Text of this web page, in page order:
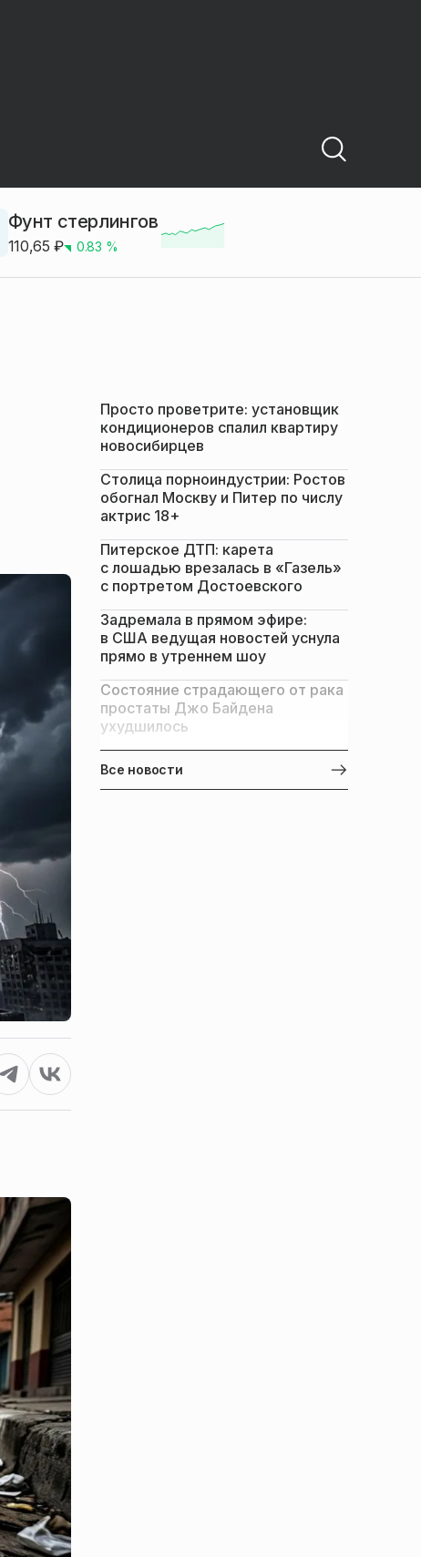
Фунт стерлингов
110,65 ₽ 0.83 %
Просто проветрите: установщик
кондиционеров спалил квартиру
новосибирцев
Столица порноиндустрии: Ростов
обогнал Москву и Питер по числу
актрис 18+
Питерское ДТП: карета
с лошадью врезалась в «Газель»
с портретом Достоевского
Задремала в прямом эфире:
в США ведущая новостей уснула
прямо в утреннем шоу
Состояние страдающего от рака
простаты Джо Байдена
ухудшилось
Все новости